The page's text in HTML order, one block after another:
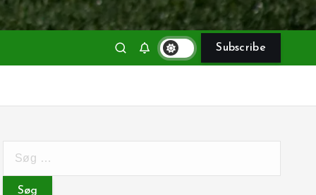
Subscribe